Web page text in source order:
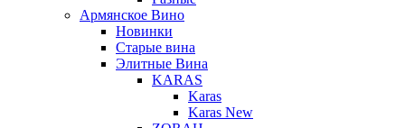
Армянское Вино
Новинки
Старые вина
Элитные Вина
KARAS
Karas
Karas New